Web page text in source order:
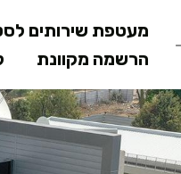
מעטפת שירותים
הרשמה מקוונת